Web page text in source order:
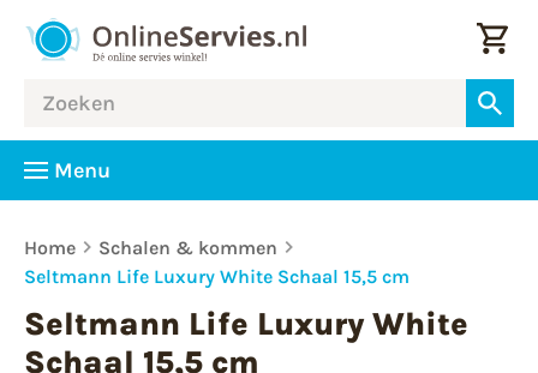
Menu
Home
Schalen & kommen
Seltmann Life Luxury White Schaal 15,5 cm
Seltmann Life Luxury White
Schaal 15,5 cm